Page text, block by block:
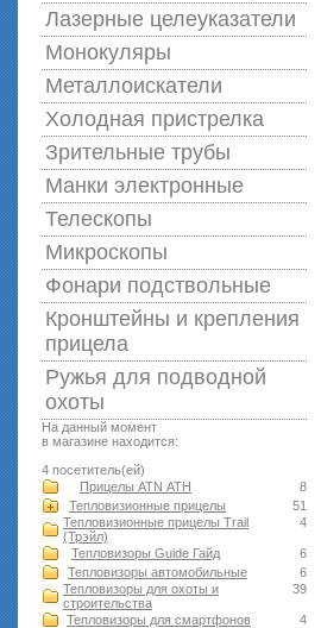
Лазерные целеуказатели
Монокуляры
Металлоискатели
Холодная пристрелка
Зрительные трубы
Манки электронные
Телескопы
Микроскопы
Фонари подствольные
Кронштейны и крепления
прицела
Ружья для подводной
оxоты
На данный момент
в магазине находится:
4 посетитель(ей)
8
Прицелы ATN АТН
51
Тепловизионные прицелы
4
Тепловизионные прицелы Trail
(Трэйл)
6
Тепловизоры Guide Гайд
6
Тепловизоры автомобильные
39
Тепловизоры для охоты и
строительства
4
Тепловизоры для смартфонов